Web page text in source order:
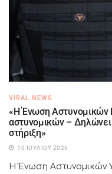
VIRAL NEWS
«Η Ένωση Αστυνομικών
αστυνομικών –
στήριξη»
10 ΙΟΥΛΊΟΥ 2026
Η Ένωση Αστυνομικών